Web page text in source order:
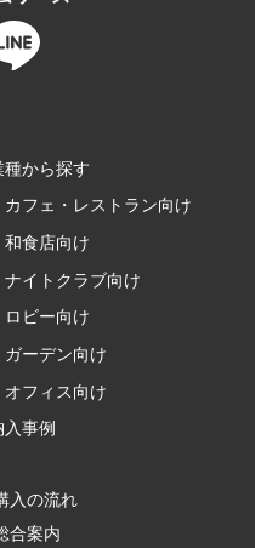
から探す
フェ・レストラン向け
食店向け
イトクラブ向け
ビー向け
ーデン向け
フィス向け
事例
入の流れ
合案内